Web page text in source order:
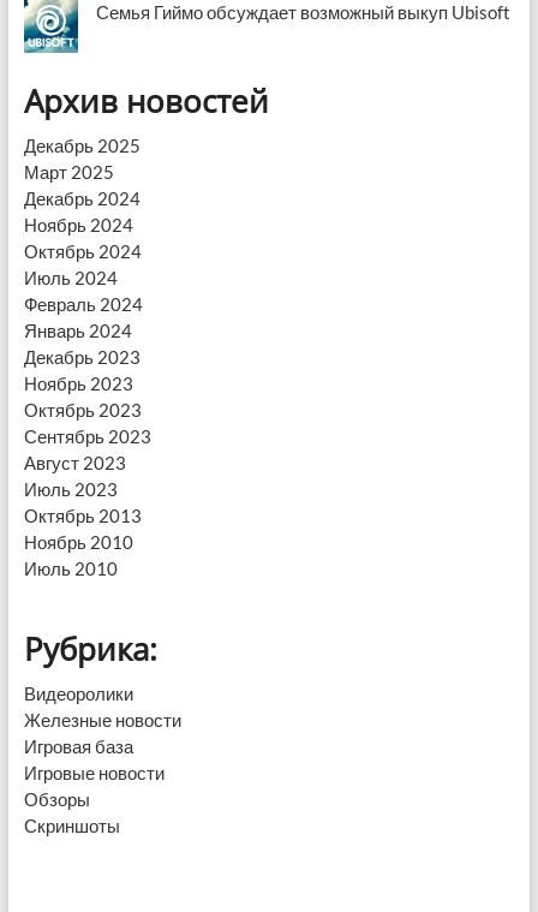
Семья Гиймо обсуждает возможный выкуп Ubisoft
Архив новостей
Декабрь 2025
Март 2025
Декабрь 2024
Ноябрь 2024
Октябрь 2024
Июль 2024
Февраль 2024
Январь 2024
Декабрь 2023
Ноябрь 2023
Октябрь 2023
Сентябрь 2023
Август 2023
Июль 2023
Октябрь 2013
Ноябрь 2010
Июль 2010
Рубрика:
Видеоролики
Железные новости
Игровая база
Игровые новости
Обзоры
Скриншоты